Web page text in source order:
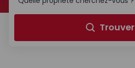
Trouver